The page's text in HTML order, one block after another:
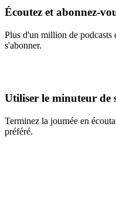
Écoutez et abonnez-
Plus d'un million de podcasts
s'abonner.
Utiliser le minuteur de
Terminez la journée en
préféré.